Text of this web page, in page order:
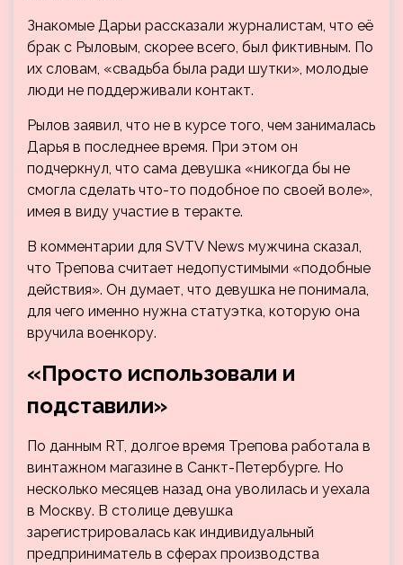
Знакомые Дарьи рассказали журналистам, что её
брак с Рыловым, скорее всего, был фиктивным. По
их словам, «свадьба была ради шутки», молодые
люди не поддерживали контакт.
Рылов заявил, что не в курсе того, чем занималась
Дарья в последнее время. При этом он
подчеркнул, что сама девушка «никогда бы не
смогла сделать что-то подобное по своей воле»,
имея в виду участие в теракте.
В комментарии для SVTV News мужчина сказал,
что Трепова считает недопустимыми «подобные
действия». Он думает, что девушка не понимала,
для чего именно нужна статуэтка, которую она
вручила военкору.
«Просто использовали и
подставили»
По данным RT, долгое время Трепова работала в
винтажном магазине в Санкт-Петербурге. Но
несколько месяцев назад она уволилась и уехала
в Москву. В столице девушка
зарегистрировалась как индивидуальный
предприниматель в сферах производства